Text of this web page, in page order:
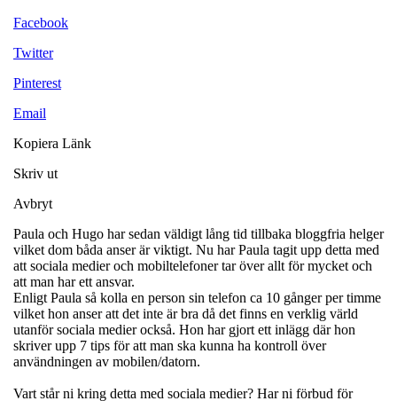
Facebook
Twitter
Pinterest
Email
Kopiera Länk
Skriv ut
Avbryt
Paula och Hugo har sedan väldigt lång tid tillbaka bloggfria helger
vilket dom båda anser är viktigt. Nu har Paula tagit upp detta med
att sociala medier och mobiltelefoner tar över allt för mycket och
att man har ett ansvar.
Enligt Paula så kolla en person sin telefon ca 10 gånger per timme
vilket hon anser att det inte är bra då det finns en verklig värld
utanför sociala medier också. Hon har gjort ett inlägg där hon
skriver upp 7 tips för att man ska kunna ha kontroll över
användningen av mobilen/datorn.
Vart står ni kring detta med sociala medier? Har ni förbud för